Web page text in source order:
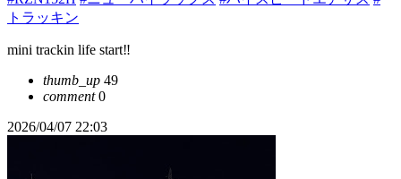
トラッキン
mini trackin life start‼️
thumb_up 49
comment0
2026/04/07 22:03